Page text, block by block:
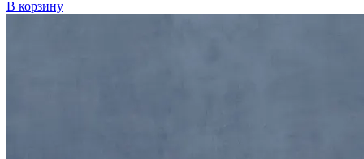
В корзину